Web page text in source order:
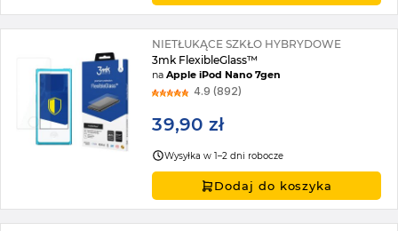
NIETŁUKĄCE SZKŁO HYBRYDOWE
3mk FlexibleGlass™
naApple iPod Nano 7gen
4.9 (892)
39,90 zł
Wysyłka w 1–2 dni robocze
Dodaj do koszyka